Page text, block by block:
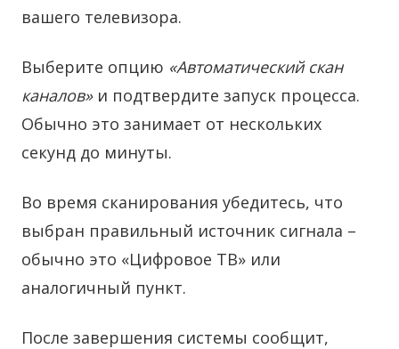
вашего телевизора.
Выберите опцию «Автоматический скан
каналов»и подтвердите запуск процесса.
Обычно это занимает от нескольких
секунд до минуты.
Во время сканирования убедитесь, что
выбран правильный источник сигнала –
обычно это «Цифровое ТВ» или
аналогичный пункт.
После завершения системы сообщит,